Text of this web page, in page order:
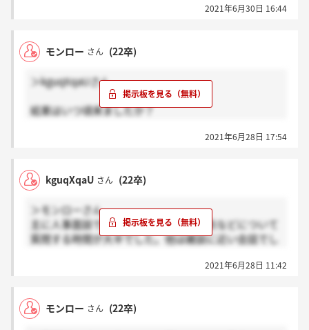
2021年6月30日 16:44
モンロー さん (22卒)
＞kguqXqaUさん
結果はいつ頃来ましたか？
2021年6月28日 17:54
kguqXqaU さん (22卒)
＞モンローさん
主に人事面談では入社についての疑問点などについて
質問する時間が大半でした。他は雑談に近い会話でし
2021年6月28日 11:42
モンロー さん (22卒)